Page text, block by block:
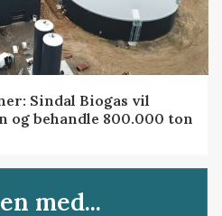
Sindal Biogas vil
og behandle 800.000 ton
med...